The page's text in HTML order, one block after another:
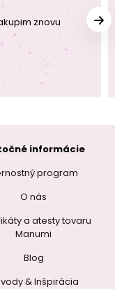
znovu
informácie
program
O nás
a atesty tovaru
Manumi
Blog
& Inšpirácia